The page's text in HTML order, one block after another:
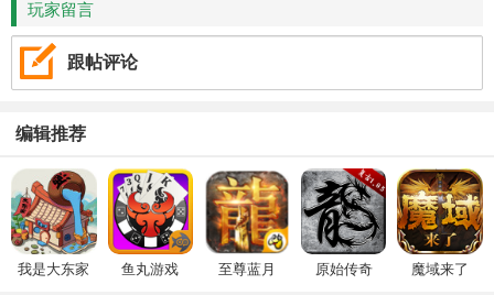
玩家留言
跟帖评论
编辑推荐
我是大东家 鱼丸游戏 至尊蓝月 原始传奇 魔域来了